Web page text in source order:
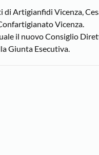
Artigianfidi Vicenza,
Vicenza.
il nuovo Consiglio
Giunta Esecutiva.